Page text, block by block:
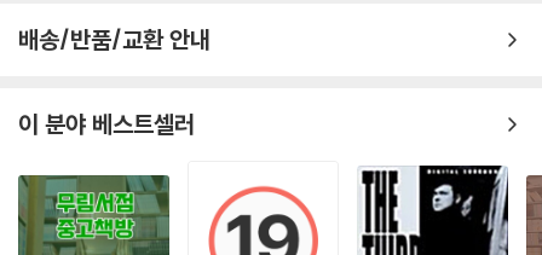
배송/반품/교환 안내
이 분야 베스트셀러